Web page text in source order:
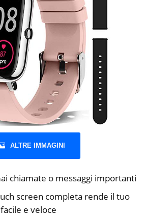
ALTRE IMMAGINI
chiamate o messaggi importanti
screen completa rende il tuo
e veloce